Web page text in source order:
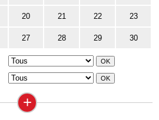
20 21 22 23
27 28 29 30
+